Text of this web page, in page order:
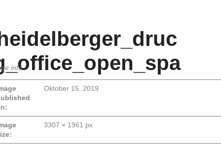
info
Oktober 15, 2019
3307 × 1961 px